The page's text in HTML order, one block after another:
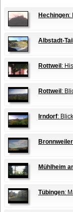
Hechingen:
Albstadt-
Rottweil :
Rottweil :
Irndorf:
Bronnweiler
Mühlheim
Tübingen: